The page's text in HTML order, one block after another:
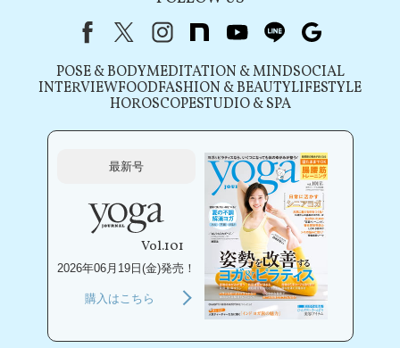
FacebookX（旧Twitter）
instagram
note youtubeline
POSE & BODYMEDITATION & MINDSOCIAL
INTERVIEWFOODFASHION & BEAUTYLIFESTYLE
HOROSCOPESTUDIO & SPA
最新号
Vol.101
2026年06月19日(金)発売！
購入はこちら